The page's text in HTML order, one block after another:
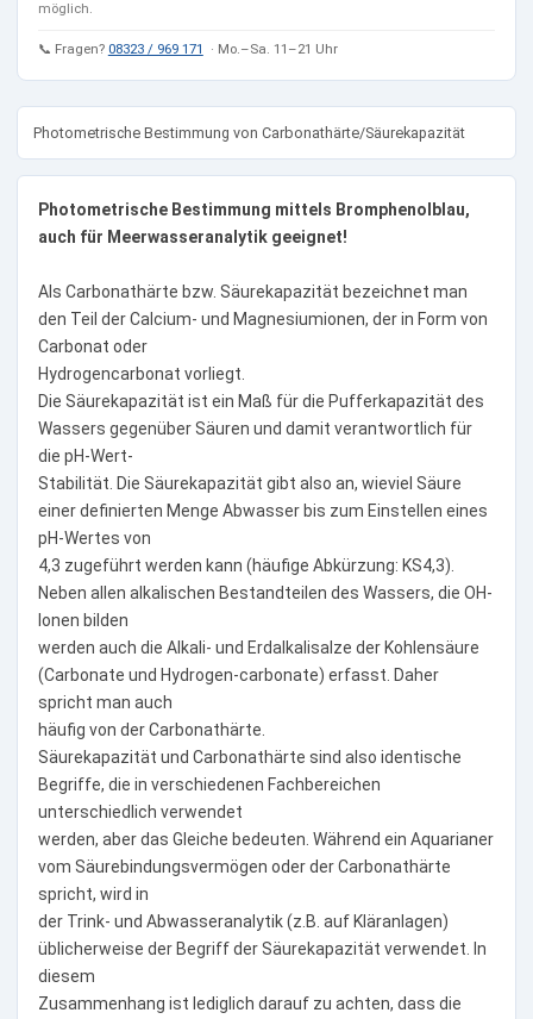
möglich.
📞 Fragen? 08323 / 969 171 · Mo.–Sa. 11–21 Uhr
Photometrische Bestimmung von Carbonathärte/Säurekapazität
Photometrische Bestimmung mittels Bromphenolblau,
auch für Meerwasseranalytik geeignet!
Als Carbonathärte bzw. Säurekapazität bezeichnet man
den Teil der Calcium- und Magnesiumionen, der in Form von
Carbonat oder
Hydrogencarbonat vorliegt.
Die Säurekapazität ist ein Maß für die Pufferkapazität des
Wassers gegenüber Säuren und damit verantwortlich für
die pH-Wert-
Stabilität. Die Säurekapazität gibt also an, wieviel Säure
einer definierten Menge Abwasser bis zum Einstellen eines
pH-Wertes von
4,3 zugeführt werden kann (häufige Abkürzung: KS4,3).
Neben allen alkalischen Bestandteilen des Wassers, die OH-
Ionen bilden
werden auch die Alkali- und Erdalkalisalze der Kohlensäure
(Carbonate und Hydrogen-carbonate) erfasst. Daher
spricht man auch
häufig von der Carbonathärte.
Säurekapazität und Carbonathärte sind also identische
Begriffe, die in verschiedenen Fachbereichen
unterschiedlich verwendet
werden, aber das Gleiche bedeuten. Während ein Aquarianer
vom Säurebindungsvermögen oder der Carbonathärte
spricht, wird in
der Trink- und Abwasseranalytik (z.B. auf Kläranlagen)
üblicherweise der Begriff der Säurekapazität verwendet. In
diesem
Zusammenhang ist lediglich darauf zu achten, dass die